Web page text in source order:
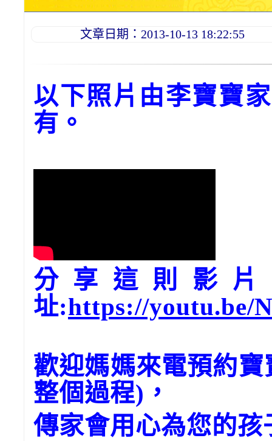
文章日期：2013-10-13 18:22:55
以下照片由李寶寶
有。
分享這則影片
址:https://youtu.be/
歡迎媽媽來電預約
整個過程)，
傳家會用心為您的